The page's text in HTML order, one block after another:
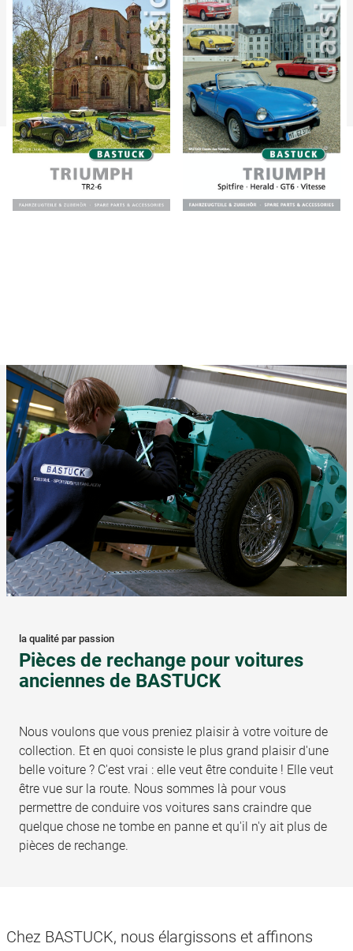
la qualité par passion
Pièces de rechange pour voitures
anciennes de BASTUCK
Nous voulons que vous preniez plaisir à votre voiture de
collection. Et en quoi consiste le plus grand plaisir d'une
belle voiture ? C'est vrai : elle veut être conduite ! Elle veut
être vue sur la route. Nous sommes là pour vous
permettre de conduire vos voitures sans craindre que
quelque chose ne tombe en panne et qu'il n'y ait plus de
pièces de rechange.
Chez BASTUCK, nous élargissons et affinons